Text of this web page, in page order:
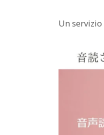
Un servizio